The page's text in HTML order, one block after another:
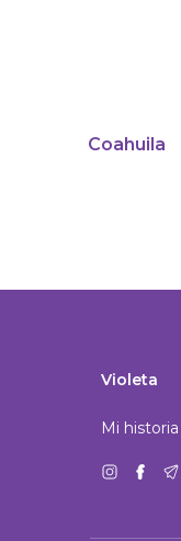
Coahuila
Violeta
Mi historia